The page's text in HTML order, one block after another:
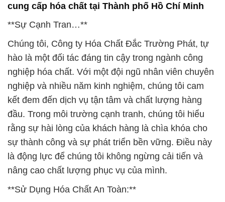
cung cấp hóa chất tại Thành phố Hồ Chí Minh
**Sự Cạnh Tran…**
Chúng tôi, Công ty Hóa Chất Đắc Trường Phát, tự
hào là một đối tác đáng tin cậy trong ngành công
nghiệp hóa chất. Với một đội ngũ nhân viên chuyên
nghiệp và nhiều năm kinh nghiệm, chúng tôi cam
kết đem đến dịch vụ tận tâm và chất lượng hàng
đầu. Trong môi trường cạnh tranh, chúng tôi hiểu
rằng sự hài lòng của khách hàng là chìa khóa cho
sự thành công và sự phát triển bền vững. Điều này
là động lực để chúng tôi không ngừng cải tiến và
nâng cao chất lượng phục vụ của mình.
**Sử Dụng Hóa Chất An Toàn:**